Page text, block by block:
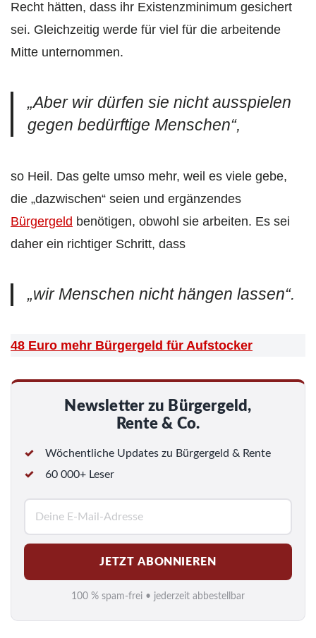
Recht hätten, dass ihr Existenzminimum gesichert
sei. Gleichzeitig werde für viel für die arbeitende
Mitte unternommen.
„Aber wir dürfen sie nicht ausspielen
gegen bedürftige Menschen“,
so Heil. Das gelte umso mehr, weil es viele gebe,
die „dazwischen“ seien und ergänzendes
Bürgergeld benötigen, obwohl sie arbeiten. Es sei
daher ein richtiger Schritt, dass
„wir Menschen nicht hängen lassen“.
48 Euro mehr Bürgergeld für Aufstocker
Newsletter zu Bürgergeld,
Rente & Co.
Wöchentliche Updates zu Bürgergeld & Rente
60 000+ Leser
M
a
i
l
*
JETZT ABONNIEREN
100 % spam-frei • jederzeit abbestellbar